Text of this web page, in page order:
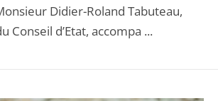
Didier-Roland Tabuteau,
Conseil d’Etat, accompa ...